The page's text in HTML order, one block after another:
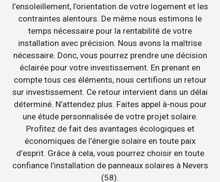
l’ensoleillement, l’orientation de votre logement et les
contraintes alentours. De même nous estimons le
temps nécessaire pour la rentabilité de votre
installation avec précision. Nous avons la maîtrise
nécessaire. Donc, vous pourrez prendre une décision
éclairée pour votre investissement. En prenant en
compte tous ces éléments, nous certifions un retour
sur investissement. Ce retour intervient dans un délai
déterminé. N’attendez plus. Faites appel à-nous pour
une étude personnalisée de votre projet solaire.
Profitez de fait des avantages écologiques et
économiques de l’énergie solaire en toute paix
d’esprit. Grâce à cela, vous pourrez choisir en toute
confiance l’installation de panneaux solaires à Nevers
(58).